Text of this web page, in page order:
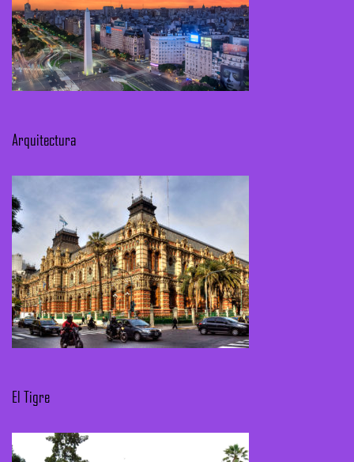
Arquitectura
El Tigre